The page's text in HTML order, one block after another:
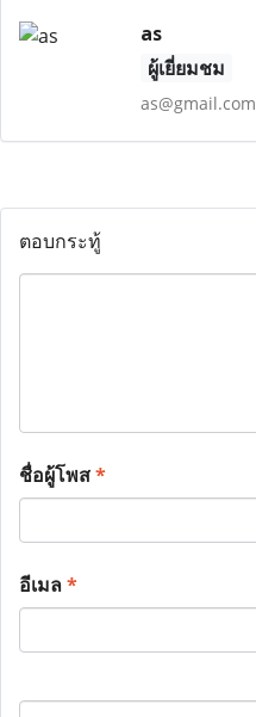
as
ผู้เยี่ยมชม
as@gmail.com
ตอบกระทู้
ชื่อผู้โพส*
อีเมล*